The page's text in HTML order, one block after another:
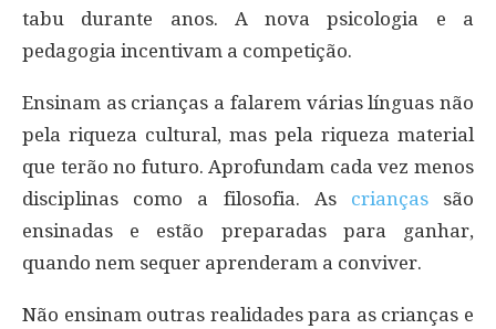
tabu durante anos. A nova psicologia e a
pedagogia incentivam a competição.
Ensinam as crianças a falarem várias línguas não
pela riqueza cultural, mas pela riqueza material
que terão no futuro. Aprofundam cada vez menos
disciplinas como a filosofia. As criançassão
ensinadas e estão preparadas para ganhar,
quando nem sequer aprenderam a conviver.
Não ensinam outras realidades para as crianças e